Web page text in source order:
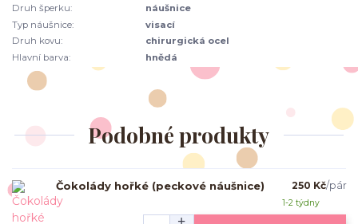
Druh šperku:
náušnice
Typ náušnice:
visací
Druh kovu:
chirurgická ocel
Hlavní barva:
hnědá
Podobné produkty
Čokolády hořké (peckové náušnice) 250 Kč/pár
1-2 týdny